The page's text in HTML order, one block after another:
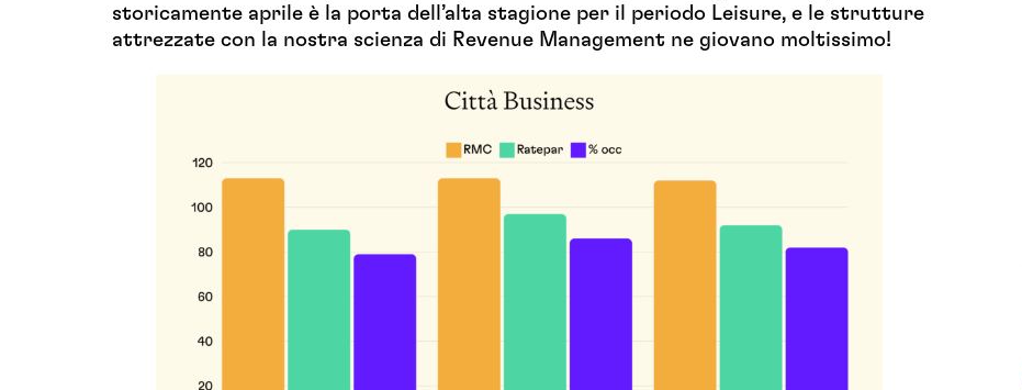
storicamente aprile è la porta dell’alta stagione per il periodo Leisure, e le strutture
attrezzate con la nostra scienza di Revenue Management ne giovano moltissimo!